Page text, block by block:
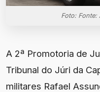
Foto: Fonte:
A 2ª Promotoria de
Tribunal do Júri da
militares Rafael